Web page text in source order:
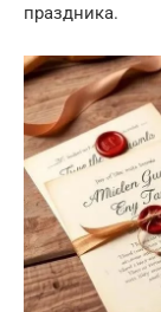
праздника.